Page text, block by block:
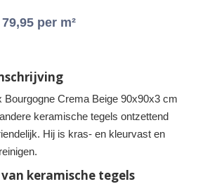
79,95 per m²
Bourgogne Crema Beige 90x90x3 cm
keramische tegels ontzettend
Hij is kras- en kleurvast en
keramische tegels